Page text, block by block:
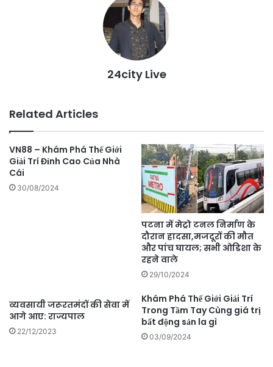
24city Live
Related Articles
VN88 – Khám Phá Thế Giới
Giải Trí Đỉnh Cao Của Nhà
Cái
30/08/2024
पटना में मेट्रो टनल निर्माण के
दौरान हादसा,मजदूरों की मौत
और पांच घायल; सभी ओडिशा के
रहने वाले
29/10/2024
व्यवसायी जरूरतमंदों की सेवा में
आगे आए: राज्यपाल
22/12/2023
Khám Phá Thế Giới Giải Trí
Trong Tầm Tay Cùng giá trị
bất động sản la gì
03/09/2024